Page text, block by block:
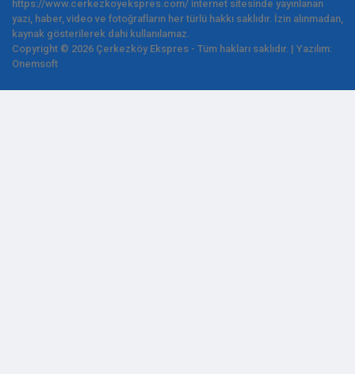
https://www.cerkezkoyekspres.com/ internet sitesinde yayınlanan
yazı, haber, video ve fotoğrafların her türlü hakkı saklıdır. İzin alınmadan,
kaynak gösterilerek dahi kullanılamaz.
Copyright © 2026 Çerkezköy Ekspres - Tüm hakları saklıdır. | Yazılım:
Onemsoft